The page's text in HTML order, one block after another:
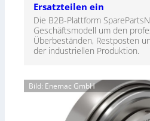
Ersatzteilen ein
Die B2B-Plattform
Geschäftsmodell um den
Überbeständen, Restposten
der industriellen Produktion.
Bild: Enemac GmbH